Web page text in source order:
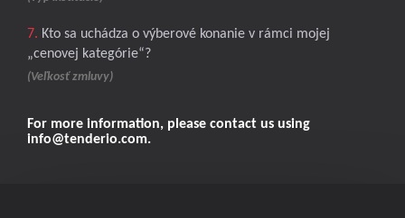
7. Kto sa uchádza o výberové konanie v rámci mojej
„cenovej kategórie“?
(Veľkosť zmluvy)
For more information, please contact us using
info@tenderio.com.